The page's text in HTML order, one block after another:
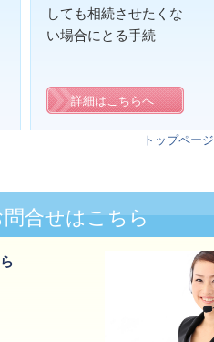
しても相続させたくな
い場合にとる手続
詳細はこちらへ
トップページ
合せはこちら